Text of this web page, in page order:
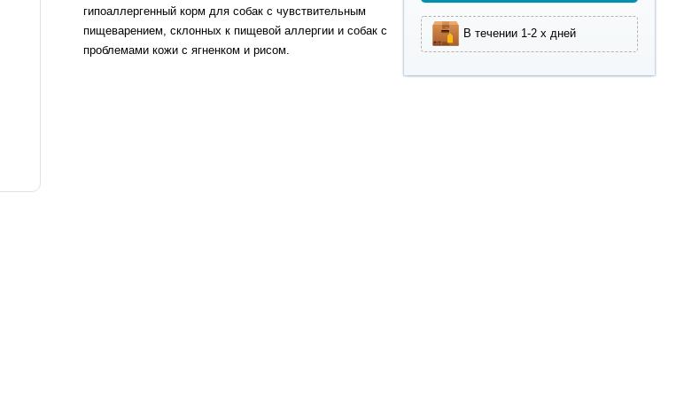
В течении 1-2 х дней
гипоаллергенный корм для собак с чувствительным
пищеварением, склонных к пищевой аллергии и собак с
проблемами кожи с ягненком и рисом.